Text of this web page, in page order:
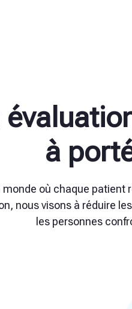
à
où chaque
nous visons à réduire
les personnes